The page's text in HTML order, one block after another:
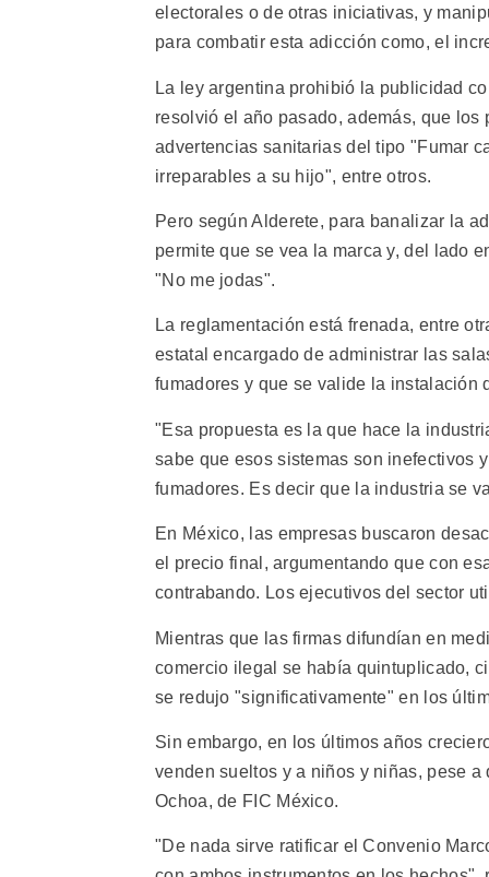
electorales o de otras iniciativas, y
para combatir esta adicción como, el
La ley argentina prohibió la publicidad
resolvió el año pasado, además, que
advertencias sanitarias del tipo "Fumar
irreparables a su hijo", entre otros.
Pero según Alderete, para banalizar la
permite que se vea la marca y, del lado
"No me jodas".
La reglamentación está frenada, entre
estatal encargado de administrar las
fumadores y que se valide la instalación
"Esa propuesta es la que hace la
sabe que esos sistemas son inefectivos
fumadores. Es decir que la industria se
En México, las empresas buscaron
el precio final, argumentando que con
contrabando. Los ejecutivos del sector
Mientras que las firmas difundían en
comercio ilegal se había quintuplicado,
se redujo "significativamente" en los
Sin embargo, en los últimos años
venden sueltos y a niños y niñas, pese
Ochoa, de FIC México.
"De nada sirve ratificar el Convenio